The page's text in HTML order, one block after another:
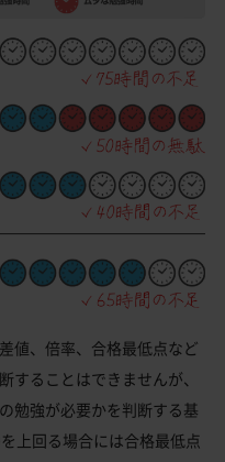
値、倍率、合格最低点など
することはできませんが、
勉強が必要かを判断する基
上回る場合には合格最低点